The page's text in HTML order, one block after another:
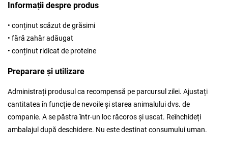
Informații despre produs
• conținut scăzut de grăsimi
• fără zahăr adăugat
• conținut ridicat de proteine
Preparare și utilizare
Administrați produsul ca recompensă pe parcursul zilei. Ajustați
cantitatea în funcție de nevoile și starea animalului dvs. de
companie. A se păstra într-un loc răcoros și uscat. Reînchideți
ambalajul după deschidere. Nu este destinat consumului uman.